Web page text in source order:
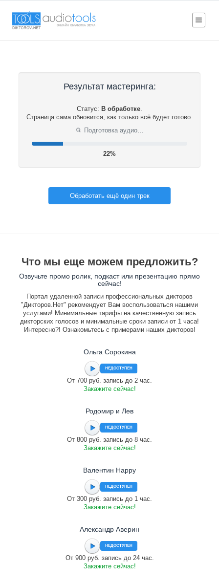
Результат мастеринга:
Статус: В обработке.
Страница сама обновится, как только всё будет готово.
⟳ Подготовка аудио…
22%
Обработать ещё один трек
Что мы еще можем предложить?
Озвучьте промо ролик, подкаст или презентацию прямо
сейчас!
Портал удаленной записи профессиональных дикторов
"Дикторов.Нет" рекомендует Вам воспользоваться нашими
услугами! Минимальные тарифы на качественную запись
дикторских голосов и минимальные сроки записи от 1 часа!
Интересно?! Ознакомьтесь с примерами наших дикторов!
Ольга Сорокина
НЕДОСТУПЕН
От 700 руб. запись до 2 час.
Закажите сейчас!
Родомир и Лев
НЕДОСТУПЕН
От 800 руб. запись до 8 час.
Закажите сейчас!
Валентин Happy
НЕДОСТУПЕН
От 300 руб. запись до 1 час.
Закажите сейчас!
Александр Аверин
НЕДОСТУПЕН
От 900 руб. запись до 24 час.
Закажите сейчас!